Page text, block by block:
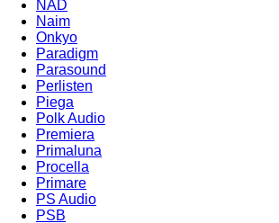
NAD
Naim
Onkyo
Paradigm
Parasound
Perlisten
Piega
Polk Audio
Premiera
Primaluna
Procella
Primare
PS Audio
PSB